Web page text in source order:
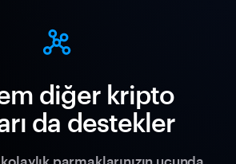
diğer kripto
da destekler